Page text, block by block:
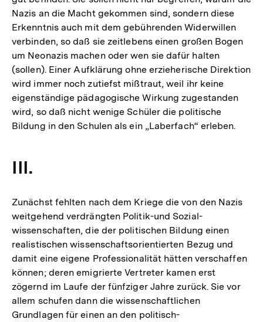
Nazis an die Macht gekommen sind, sondern diese
Erkenntnis auch mit dem gebührenden Widerwillen
verbinden, so daß sie zeitlebens einen großen Bogen
um Neonazis machen oder wen sie dafür halten
(sollen). Einer Aufklärung ohne erzieherische Direktion
wird immer noch zutiefst mißtraut, weil ihr keine
eigenständige pädagogische Wirkung zugestanden
wird, so daß nicht wenige Schüler die politische
Bildung in den Schulen als ein „Laberfach“ erleben.
III.
Zunächst fehlten nach dem Kriege die von den Nazis
weitgehend verdrängten Politik-und Sozial-
wissenschaften, die der politischen Bildung einen
realistischen wissenschaftsorientierten Bezug und
damit eine eigene Professionalität hätten verschaffen
können; deren emigrierte Vertreter kamen erst
zögernd im Laufe der fünfziger Jahre zurück. Sie vor
allem schufen dann die wissenschaftlichen
Grundlagen für einen an den politisch-